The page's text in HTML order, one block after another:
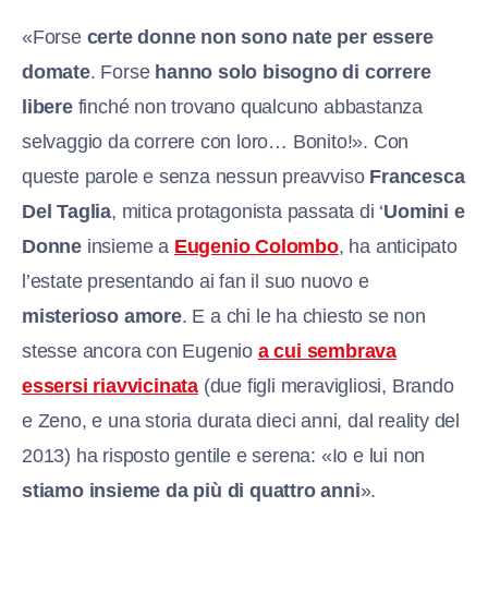
«Forse certe donne non sono nate per essere
domate. Forse hanno solo bisogno di correre
libere finché non trovano qualcuno abbastanza
selvaggio da correre con loro… Bonito!». Con
queste parole e senza nessun preavviso Francesca
Del Taglia, mitica protagonista passata di ‘Uomini e
Donne insieme a Eugenio Colombo, ha anticipato
l’estate presentando ai fan il suo nuovo e
misterioso amore. E a chi le ha chiesto se non
stesse ancora con Eugenio a cui sembrava
essersi riavvicinata (due figli meravigliosi, Brando
e Zeno, e una storia durata dieci anni, dal reality del
2013) ha risposto gentile e serena: «Io e lui non
stiamo insieme da più di quattro anni».